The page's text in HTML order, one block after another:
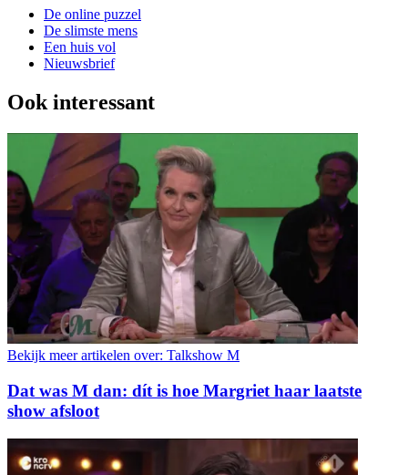
De online puzzel
De slimste mens
Een huis vol
Nieuwsbrief
Ook interessant
Bekijk meer artikelen over: Talkshow M
Dat was M dan: dít is hoe Margriet haar laatste
show afsloot